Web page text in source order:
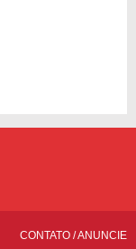
CONTATO /ANUNCIE